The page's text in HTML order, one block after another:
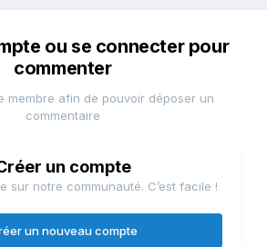
ou se connecter pour
commenter
membre afin de pouvoir déposer un
commentaire
un compte
sur notre communauté. C’est facile !
un nouveau compte